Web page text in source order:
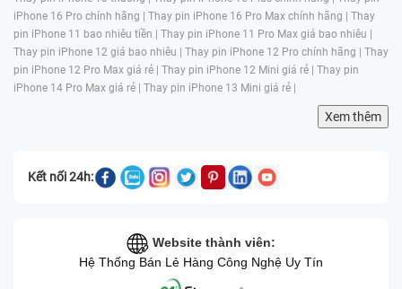
iPhone 16 Pro chính hãng | Thay pin iPhone 16 Pro Max chính hãng | Thay
pin iPhone 11 bao nhiêu tiền | Thay pin iPhone 11 Pro Max giá bao nhiêu |
Thay pin iPhone 12 giá bao nhiêu | Thay pin iPhone 12 Pro chính hãng | Thay
pin iPhone 12 Pro Max giá rẻ | Thay pin iPhone 12 Mini giá rẻ | Thay pin
iPhone 14 Pro Max giá rẻ | Thay pin iPhone 13 Mini giá rẻ |
Xem thêm
Kết nối 24h:
Website thành viên:
Hệ Thống Bán Lẻ Hàng Công Nghệ Uy Tín